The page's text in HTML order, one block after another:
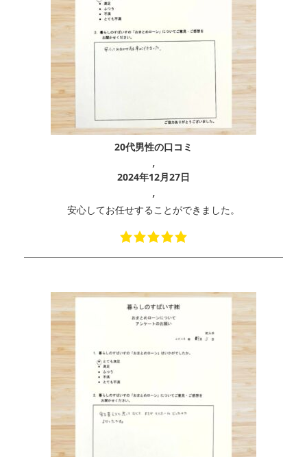
20代男性の口コミ
,
2024年12月27日
,
安心してお任せすることができました。